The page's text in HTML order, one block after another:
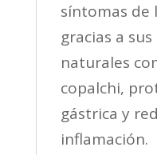
síntomas de
gracias a
naturales
copalchi,
gástrica y
inflamación.